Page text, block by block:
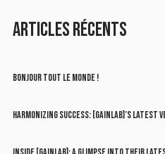
ARTICLES RÉCENTS
BONJOUR TOUT LE MONDE !
HARMONIZING SUCCESS: [GAINLAB]’S LATEST